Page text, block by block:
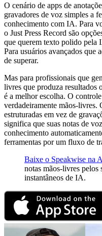
O cenário de apps de
gravadores de voz simples a
conhecimento com IA. Para
o Just Press Record são
que querem texto polido pela
Para usuários avançados que
de superar.
Mas para profissionais que
livres que produza resultados
é a melhor escolha. O
verdadeiramente mãos-livres.
estruturadas em vez de
significa que suas notas de
conhecimento
ferramentas por um fluxo de
Baixe o Speakwise na
notas mãos-livres pelos
instantâneos de IA.